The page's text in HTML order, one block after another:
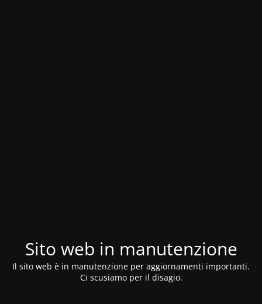
Sito web in manutenzione
Il sito web è in manutenzione per aggiornamenti importanti.
Ci scusiamo per il disagio.